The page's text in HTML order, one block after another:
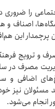
را ضروری
اصناف و
پرچمدار این
و ترویج
مصرف در
اضافی و
مسئولان
انجام می‌شود.